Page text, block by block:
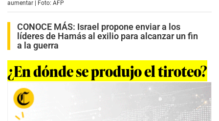
aumentar | Foto: AFP
CONOCE MÁS: Israel propone enviar a los
líderes de Hamás al exilio para alcanzar un fin
a la guerra
¿En dónde se produjo el tiroteo?